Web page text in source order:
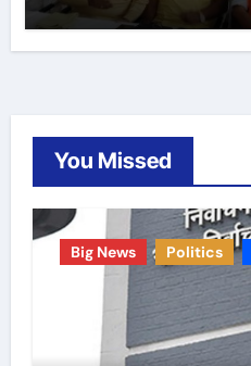
You Missed
Big News Politics